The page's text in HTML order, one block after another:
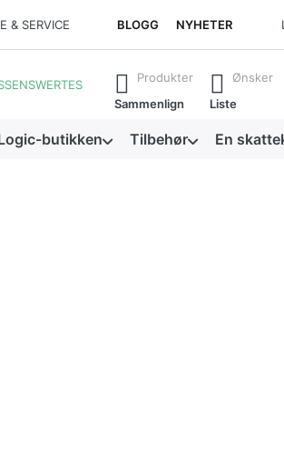
& SERVICE BLOGG NYHETER
Trykk på Enter-tasten for å få opp alle
Produkter
Sammenlign
Ønsker
Liste
butikken Tilbehør En